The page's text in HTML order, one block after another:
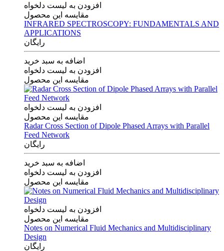
افزودن به لیست دلخواه
مقایسه این محصول
INFRARED SPECTROSCOPY: FUNDAMENTALS AND
APPLICATIONS
رایگان
اضافه به سبد خرید
افزودن به لیست دلخواه
مقایسه این محصول
افزودن به لیست دلخواه
مقایسه این محصول
Radar Cross Section of Dipole Phased Arrays with Parallel
Feed Network
رایگان
اضافه به سبد خرید
افزودن به لیست دلخواه
مقایسه این محصول
افزودن به لیست دلخواه
مقایسه این محصول
Notes on Numerical Fluid Mechanics and Multidisciplinary
Design
رایگان